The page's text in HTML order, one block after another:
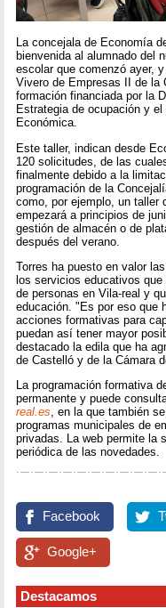
La concejala de Economía
bienvenida al alumnado del
escolar que comenzó ayer,
Vivero de Empresas II de la
formación financiada por la
Estrategia de ocupación y
Económica.
Este taller, indican desde
120 solicitudes, de las
finalmente debido a la
programación de la
como, por ejemplo, un taller
empezará a principios de
gestión de almacén o de
después del verano.
Torres ha puesto en valor
los servicios educativos
de personas en Vila-real y
educación. "Es por eso que
acciones formativas para
puedan así tener mayor
destacado la edila que ha
de Castelló y de la Cámara
La programación formativa
permanente y puede
real.es, en la que también
programas municipales de
privadas. La web permite la
periódica de las novedades.
Facebook
Google+
Destacamos